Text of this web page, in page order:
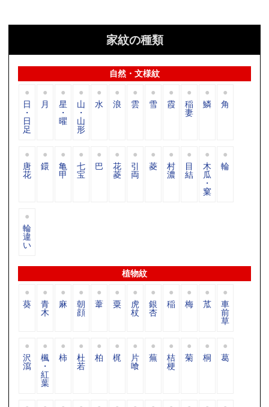
家紋の種類
自然・文様紋
日
・
日
足
月 星
・
曜
山
・
山
形
水 浪 雲 雪 霞 稲
妻
鱗 角
唐
花
鐶 亀
甲
七
宝
巴 花
菱
引
両
菱 村
濃
目
結
木
瓜
・
窠
輪
輪
違
い
植物紋
葵 青
木
麻 朝
顔
葦 粟 虎
杖
銀
杏
稲 梅 苽 車
前
草
沢
瀉
楓
・
紅
葉
柿 杜
若
柏 梶 片
喰
蕪 桔
梗
菊 桐 葛